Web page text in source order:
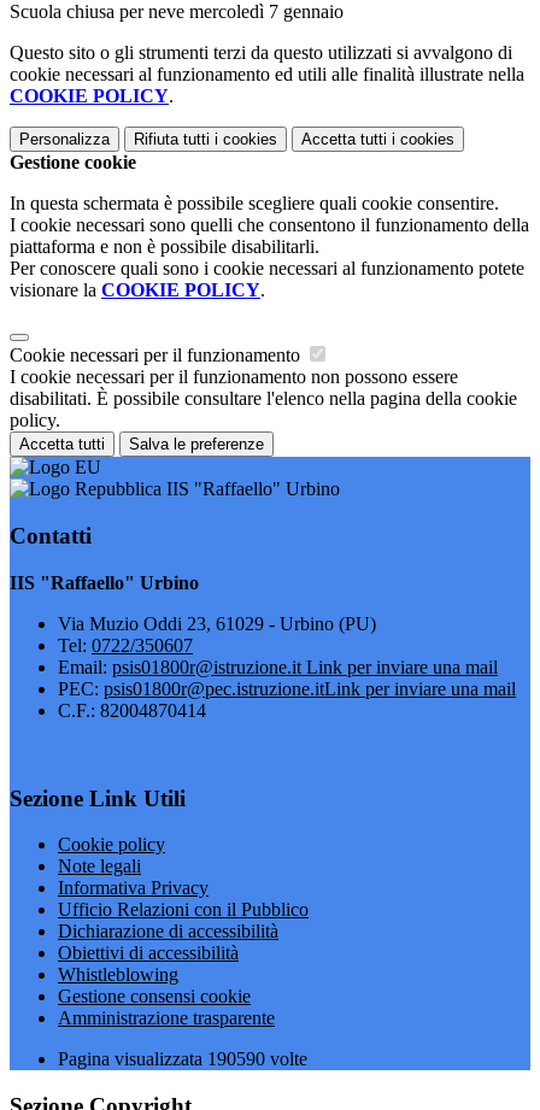
Scuola chiusa per neve mercoledì 7 gennaio
Questo sito o gli strumenti terzi da questo utilizzati si avvalgono di
cookie necessari al funzionamento ed utili alle finalità illustrate nella
COOKIE POLICY.
Personalizza Rifiuta tutti i cookies Accetta tutti i cookies
Gestione cookie
In questa schermata è possibile scegliere quali cookie consentire.
I cookie necessari sono quelli che consentono il funzionamento della
piattaforma e non è possibile disabilitarli.
Per conoscere quali sono i cookie necessari al funzionamento potete
visionare la COOKIE POLICY.
Cookie necessari per il funzionamento
I cookie necessari per il funzionamento non possono essere
disabilitati. È possibile consultare l'elenco nella pagina della cookie
policy.
Accetta tutti Salva le preferenze
IIS "Raffaello" Urbino
Contatti
IIS "Raffaello" Urbino
Via Muzio Oddi 23, 61029 - Urbino (PU)
Tel: 0722/350607
Email: psis01800r@istruzione.it Link per inviare una mail
PEC: psis01800r@pec.istruzione.itLink per inviare una mail
C.F.: 82004870414
Sezione Link Utili
Cookie policy
Note legali
Informativa Privacy
Ufficio Relazioni con il Pubblico
Dichiarazione di accessibilità
Obiettivi di accessibilità
Whistleblowing
Gestione consensi cookie
Amministrazione trasparente
Pagina visualizzata 190590 volte